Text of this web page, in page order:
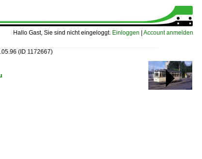
Hallo Gast, Sie sind nicht eingeloggt. Einloggen Account anmelden
(ID 1172667)